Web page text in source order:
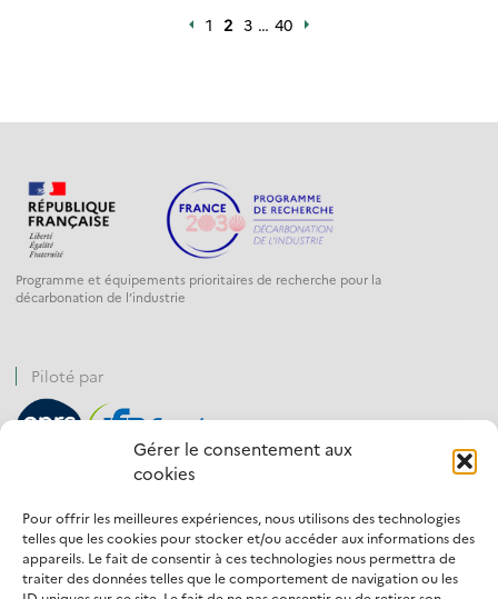
Gérer le consentement aux
cookies
Pour offrir les meilleures expériences, nous utilisons des technologies
telles que les cookies pour stocker et/ou accéder aux informations des
appareils. Le fait de consentir à ces technologies nous permettra de
traiter des données telles que le comportement de navigation ou les
1 2 3 … 40
Programme et équipements prioritaires de recherche pour la
décarbonation de l’industrie
Piloté par